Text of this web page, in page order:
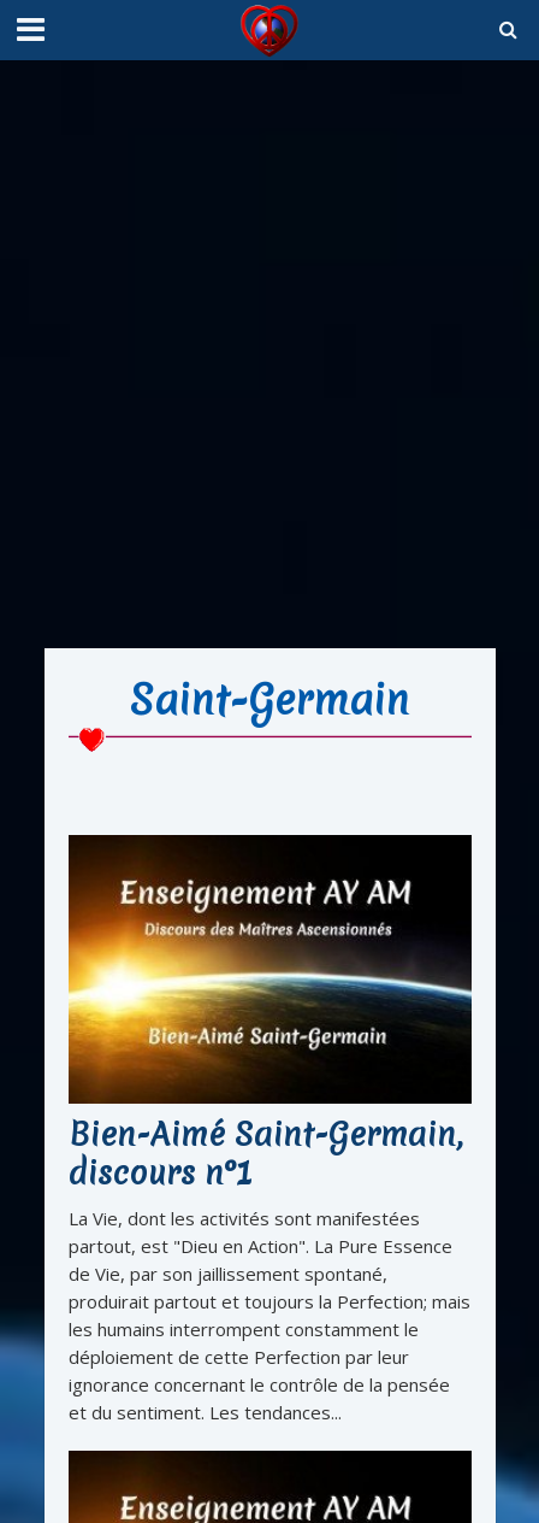
Saint-Germain
Bien-Aimé Saint-Germain,
discours n°1
La Vie, dont les activités sont manifestées
partout, est "Dieu en Action". La Pure Essence
de Vie, par son jaillissement spontané,
produirait partout et toujours la Perfection; mais
les humains interrompent constamment le
déploiement de cette Perfection par leur
ignorance concernant le contrôle de la pensée
et du sentiment. Les tendances...